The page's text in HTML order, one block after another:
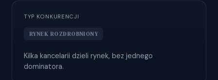
TYP KONKURENCJI
RYNEK ROZDROBNIONY
Kilka kancelarii dzieli rynek, bez jednego
dominatora.